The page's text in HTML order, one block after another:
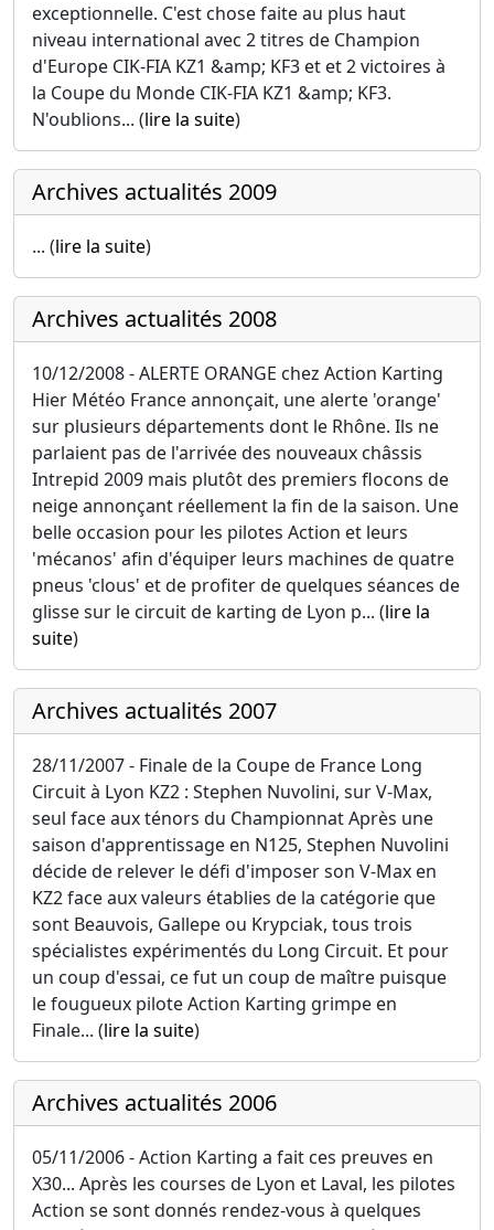
exceptionnelle. C'est chose faite au plus haut
niveau international avec 2 titres de Champion
d'Europe CIK-FIA KZ1 &amp; KF3 et et 2 victoires à
la Coupe du Monde CIK-FIA KZ1 &amp; KF3.
N'oublions... (lire la suite)
Archives actualités 2009
... (lire la suite)
Archives actualités 2008
10/12/2008 - ALERTE ORANGE chez Action Karting
Hier Météo France annonçait, une alerte 'orange'
sur plusieurs départements dont le Rhône. Ils ne
parlaient pas de l'arrivée des nouveaux châssis
Intrepid 2009 mais plutôt des premiers flocons de
neige annonçant réellement la fin de la saison. Une
belle occasion pour les pilotes Action et leurs
'mécanos' afin d'équiper leurs machines de quatre
pneus 'clous' et de profiter de quelques séances de
glisse sur le circuit de karting de Lyon p... (lire la
suite)
Archives actualités 2007
28/11/2007 - Finale de la Coupe de France Long
Circuit à Lyon KZ2 : Stephen Nuvolini, sur V-Max,
seul face aux ténors du Championnat Après une
saison d'apprentissage en N125, Stephen Nuvolini
décide de relever le défi d'imposer son V-Max en
KZ2 face aux valeurs établies de la catégorie que
sont Beauvois, Gallepe ou Krypciak, tous trois
spécialistes expérimentés du Long Circuit. Et pour
un coup d'essai, ce fut un coup de maître puisque
le fougueux pilote Action Karting grimpe en
Finale... (lire la suite)
Archives actualités 2006
05/11/2006 - Action Karting a fait ces preuves en
X30... Après les courses de Lyon et Laval, les pilotes
Action se sont donnés rendez-vous à quelques